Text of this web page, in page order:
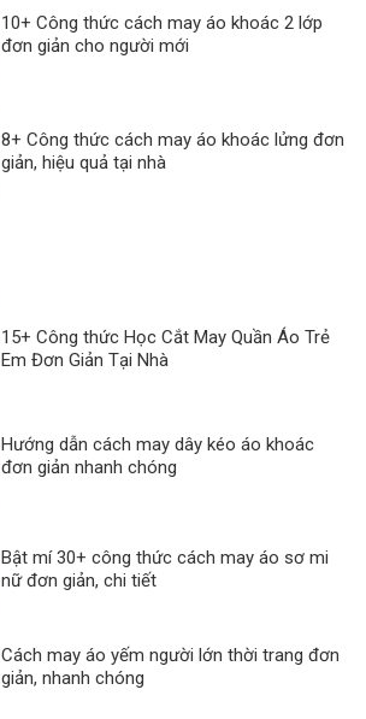
10+ Công thức cách may áo khoác 2 lớp
đơn giản cho người mới
8+ Công thức cách may áo khoác lửng đơn
giản, hiệu quả tại nhà
15+ Công thức Học Cắt May Quần Áo Trẻ
Em Đơn Giản Tại Nhà
Hướng dẫn cách may dây kéo áo khoác
đơn giản nhanh chóng
Bật mí 30+ công thức cách may áo sơ mi
nữ đơn giản, chi tiết
Cách may áo yếm người lớn thời trang đơn
giản, nhanh chóng